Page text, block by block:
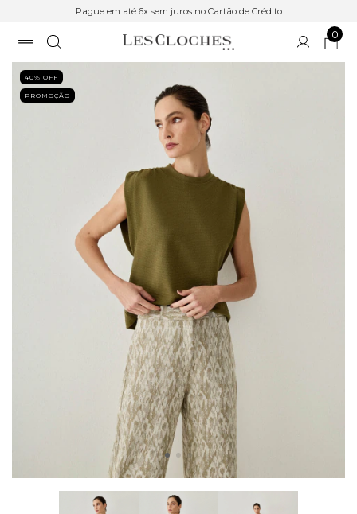
Pague em até 6x sem juros no Cartão de Crédito
0
40% OFF
PROMOÇÃO